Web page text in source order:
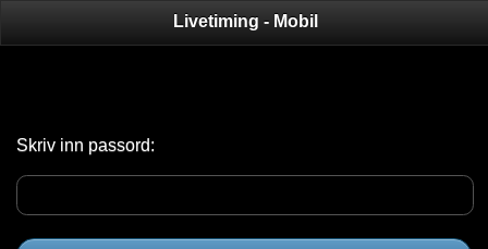
Livetiming - Mobil
Skriv inn passord: